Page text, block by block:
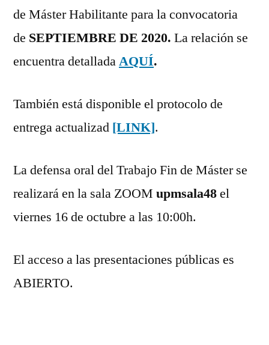
de Máster Habilitante para la convocatoria
de SEPTIEMBRE DE 2020. La relación se
encuentra detalladaAQUÍ.
También está disponible el protocolo de
entrega actualizad [LINK].
La defensa oral del Trabajo Fin de Máster se
realizará en la sala ZOOM upmsala48el
viernes 16 de octubre a las 10:00h.
El acceso a las presentaciones públicas es
ABIERTO.